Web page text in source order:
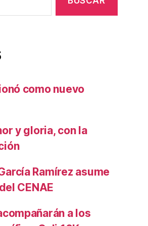
como nuevo
y gloria, con la
Ramírez asume
CENAE
a los